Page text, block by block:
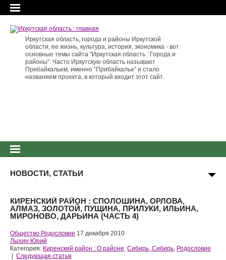
Иркутская область, города и районы Иркутской
области, ее жизнь, культура, история, экономика - вот
основные темы сайта "Иркутская область : Города и
районы". Часто Иркутскую область называют
Прибайкальем, именно "Прибайкалье" и стало
названием проекта, в который входит этот сайт.
НОВОСТИ, СТАТЬИ
КИРЕНСКИЙ РАЙОН : СПОЛОШИНА, ОРЛОВА,
АЛМАЗ, ЗОЛОТОЙ, ПУЩИНА, ПРИЛУКИ, ИЛЬИНА,
МИРОНОВО, ДАРЬИНА (ЧАСТЬ 4)
Общество Родословие 17 декабря 2010
Лыхин Юрий
Категория: Киренский район : О районе, Сибирь, Сибирь, Родословие
Следующая статья